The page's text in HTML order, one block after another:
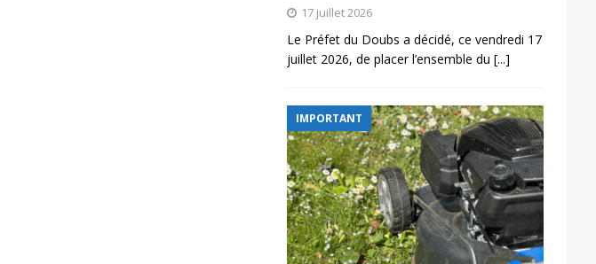
17 juillet 2026
Le Préfet du Doubs a décidé, ce vendredi 17
juillet 2026, de placer l’ensemble du [...]
IMPORTANT